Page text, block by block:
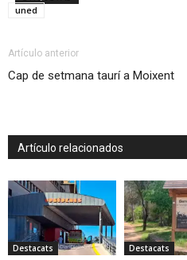
uned
Artículo anterior
Cap de setmana taurí a Moixent
Artículo relacionados
Destacats Destacats